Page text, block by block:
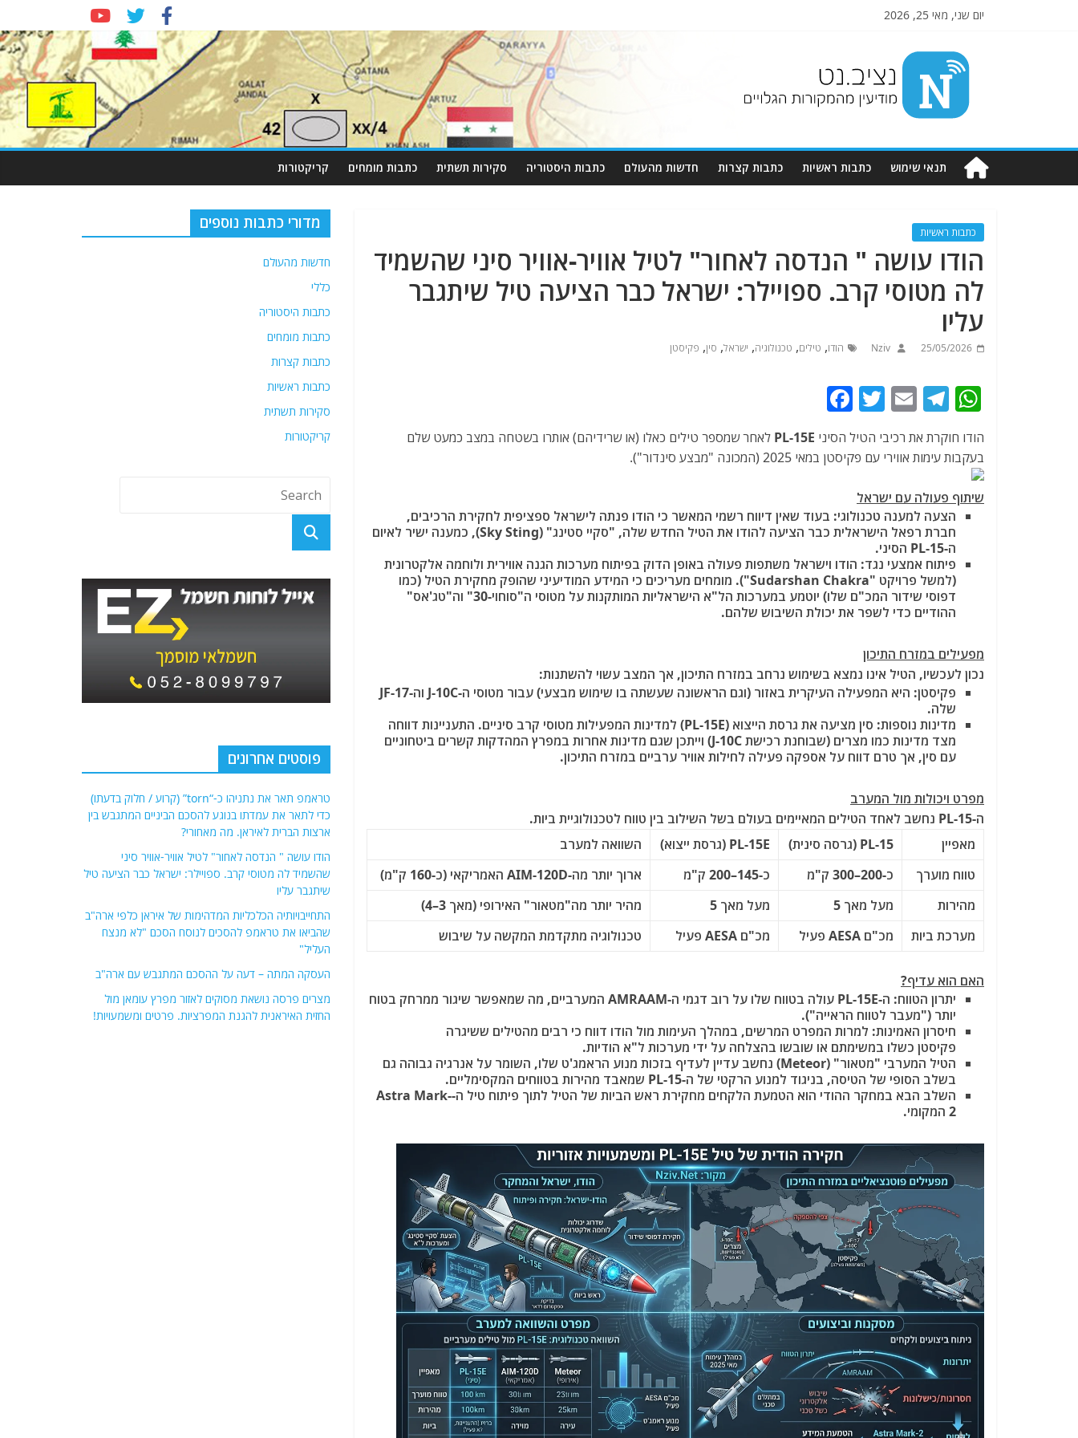
יום שני, מאי 25, 2026
Nziv.net
מודיעין
מהמקורות
תנאי שימוש כתבות ראשיות כתבות קצרות חדשות מהעולם כתבות היסטוריה סקירות תשתית כתבות מומחים קריקטורות
כתבות ראשיות
הודו עושה " הנדסה לאחור" לטיל אוויר-אוויר סיני שהשמיד
לה מטוסי קרב. ספויילר: ישראל כבר הציעה טיל שיתגבר
עליו
25/05/2026
Nziv הודו, טילים, טכנולוגיה, ישראל, סין, פקיסטן
W
at
A
p
p
T
e
ra
m
E
ai
T
w
itt
er
a
c
e
o
o
k
הודו חוקרת את רכיבי הטיל הסיני PL-15E לאחר שמספר טילים כאלו (או שרידיהם) אותרו בשטחה במצב כמעט שלם
בעקבות עימות אווירי עם פקיסטן במאי 2025 (המכונה "מבצע סינדור").
שיתוף פעולה עם ישראל
הצעה למענה טכנולוגי: בעוד שאין דיווח רשמי המאשר כי הודו פנתה לישראל ספציפית לחקירת הרכיבים,
חברת רפאל הישראלית כבר הציעה להודו את הטיל החדש שלה, "סקיי סטינג" (Sky Sting), כמענה ישיר לאיום
ה-PL-15 הסיני.
פיתוח אמצעי נגד: הודו וישראל משתפות פעולה באופן הדוק בפיתוח מערכות הגנה אווירית ולוחמה אלקטרונית
(למשל פרויקט "Sudarshan Chakra"). מומחים מעריכים כי המידע המודיעיני שהופק מחקירת הטיל (כמו
דפוסי שידור המכ"ם שלו) יוטמע במערכות הל"א הישראליות המותקנות על מטוסי ה"סוחוי-30" וה"טג'אס"
ההודיים כדי לשפר את יכולת השיבוש שלהם.
מפעילים במזרח התיכון
נכון לעכשיו, הטיל אינו נמצא בשימוש נרחב במזרח התיכון, אך המצב עשוי להשתנות:
פקיסטן: היא המפעילה העיקרית באזור (וגם הראשונה שעשתה בו שימוש מבצעי) עבור מטוסי ה-J-10C וה-JF-17
שלה.
מדינות נוספות: סין מציעה את גרסת הייצוא (PL-15E) למדינות המפעילות מטוסי קרב סיניים. התעניינות דווחה
מצד מדינות כמו מצרים (שבוחנת רכישת J-10C) וייתכן שגם מדינות אחרות במפרץ המהדקות קשרים ביטחוניים
עם סין, אך טרם דווח על אספקה פעילה לחילות אוויר ערביים במזרח התיכון.
מפרט ויכולות מול המערב
ה-PL-15 נחשב לאחד הטילים המאיימים בעולם בשל השילוב בין טווח לטכנולוגיית ביות.
מאפיין
PL-15 (גרסה סינית) PL-15E (גרסת ייצוא)
השוואה למערב
טווח מוערך
כ-200–300 ק"מ כ-145–200 ק"מ
ארוך יותר מה-AIM-120D האמריקאי (כ-160 ק"מ)
מהירות
מעל מאך 5 מעל מאך 5
מהיר יותר מה"מטאור" האירופי (מאך 3–4)
מערכת ביות
מכ"ם AESA פעיל מכ"ם AESA פעיל טכנולוגיה מתקדמת המקשה על שיבוש
האם הוא עדיף?
יתרון הטווח:
ה-PL-15E עולה בטווח שלו על רוב דגמי ה-AMRAAM המערביים, מה שמאפשר שיגור ממרחק בטוח
יותר ("מעבר לטווח הראייה").
חיסרון האמינות: למרות המפרט המרשים, במהלך העימות מול הודו דווח כי רבים מהטילים ששיגרה
פקיסטן כשלו במשימתם או שובשו בהצלחה על ידי מערכות ל"א הודיות.
הטיל המערבי "מטאור" (Meteor)
נחשב עדיין לעדיף בזכות מנוע הראמג'ט שלו, השומר על אנרגיה גבוהה גם
בשלב הסופי של הטיסה, בניגוד למנוע הרקטי של ה-PL-15 שמאבד מהירות בטווחים המקסימליים.
השלב הבא במחקר ההודי הוא הטמעת הלקחים מחקירת ראש הביות של הטיל לתוך פיתוח טיל ה-Astra Mark-
2 המקומי.
מדורי כתבות נוספים
חדשות מהעולם
כללי
כתבות היסטוריה
כתבות מומחים
כתבות קצרות
כתבות ראשיות
סקירות תשתית
קריקטורות
פוסטים אחרונים
טראמפ תאר את נתניהו כ-“torn” (קרוע / חלוק בדעתו)
כדי לתאר את עמדתו בנוגע להסכם הביניים המתגבש בין
ארצות הברית לאיראן. מה מאחורי?
הודו עושה " הנדסה לאחור" לטיל אוויר-אוויר סיני
שהשמיד לה מטוסי קרב. ספויילר: ישראל כבר הציעה טיל
שיתגבר עליו
התחייבויותיה הכלכליות המדהימות של איראן כלפי ארה"ב
שהביאו את טראמפ להסכים לנוסח הסכם "לא מנצח
העליל"
העסקה המתה – דעה על ההסכם המתגבש עם ארה"ב
מצרים פרסה נושאת מסוקים לאזור מפרץ עומאן מול
החזית האיראנית להגנת המפרציות. פרטים ומשמעויות!